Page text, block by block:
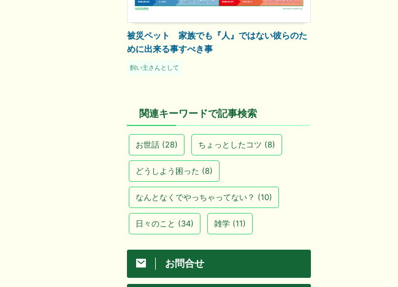
被災ペット 家族でも『人』ではない彼らのた
めに出来る事すべき事
飼い主さんとして
関連キーワードで記事検索
お世話 (28) ちょっとしたコツ (8)
どうしよう困った (8)
なんとなくでやっちゃってない？ (10)
日々のこと (34) 雑学 (11)
お問合せ